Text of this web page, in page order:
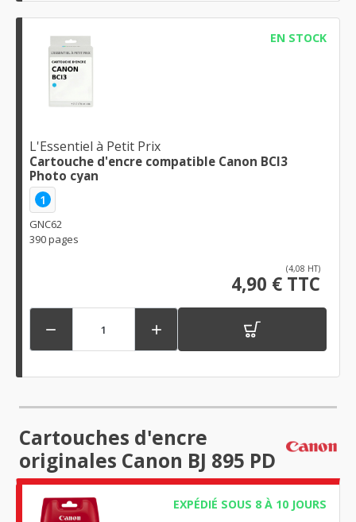
EN STOCK
L'Essentiel à Petit Prix
Cartouche d'encre compatible Canon BCI3
Photo cyan
1
GNC62
390 pages
(4,08 HT)
4,90 € TTC
 
Cartouches d'encre
originales Canon BJ 895 PD
EXPÉDIÉ SOUS 8 À 10 JOURS